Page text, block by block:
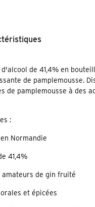
de 41,4% en
de pamplemousse.
pamplemousse à des
:
Normandie
41,4%
de gin fruité
et épicées